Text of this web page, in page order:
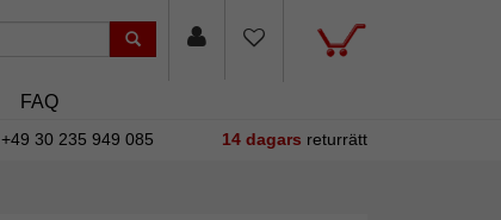
FAQ
+49 30 235 949 085 14 dagars returrätt